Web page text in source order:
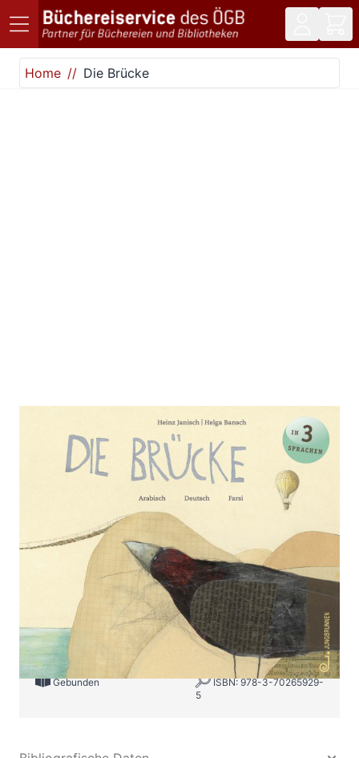
Direkt zum Inhalt
Home
Die Brücke
Die Brücke
Zur Wunschliste hinzufügen
arabisch/farsi/deutsch
Heinz Janisch
Verlag: Jungbrunnen 04.02.2019
Buch 60 Seiten
Gebunden
ISBN: 978-3-70265929-
5